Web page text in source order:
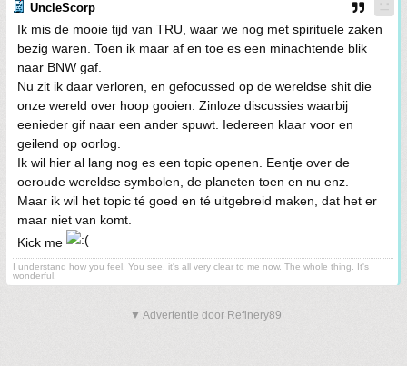
UncleScorp
Ik mis de mooie tijd van TRU, waar we nog met spirituele zaken
bezig waren. Toen ik maar af en toe es een minachtende blik
naar BNW gaf.
Nu zit ik daar verloren, en gefocussed op de wereldse shit die
onze wereld over hoop gooien. Zinloze discussies waarbij
eenieder gif naar een ander spuwt. Iedereen klaar voor en
geilend op oorlog.
Ik wil hier al lang nog es een topic openen. Eentje over de
oeroude wereldse symbolen, de planeten toen en nu enz.
Maar ik wil het topic té goed en té uitgebreid maken, dat het er
maar niet van komt.
Kick me
I understand how you feel. You see, it's all very clear to me now. The whole thing. It's
wonderful.
▼ Advertentie door Refinery89